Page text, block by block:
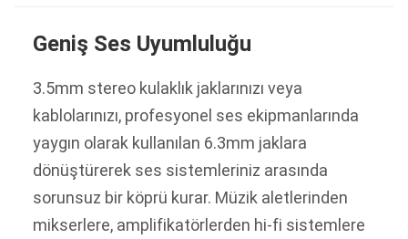
Geniş Ses Uyumluluğu
3.5mm stereo kulaklık jaklarınızı veya
kablolarınızı, profesyonel ses ekipmanlarında
yaygın olarak kullanılan 6.3mm jaklara
dönüştürerek ses sistemleriniz arasında
sorunsuz bir köprü kurar. Müzik aletlerinden
mikserlere, amplifikatörlerden hi-fi sistemlere